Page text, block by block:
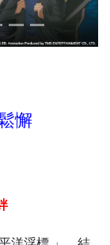
懈
絆